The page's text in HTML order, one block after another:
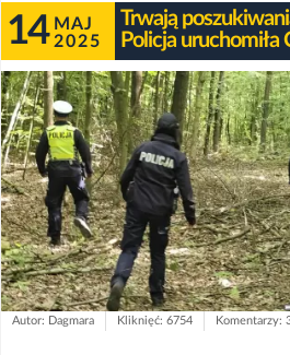
14 MAJ
2025
Trwają
Policja uruchomiła
Autor: Dagmara Kliknięć: 6754 Komentarzy: